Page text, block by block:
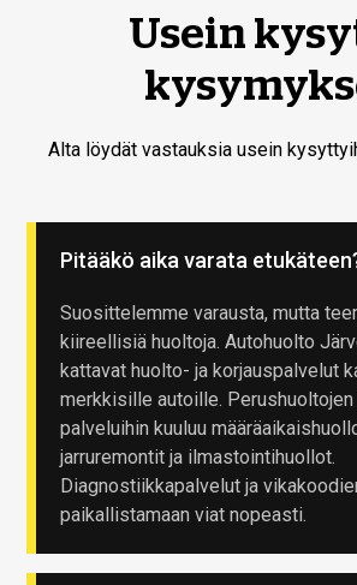
Usein
Alta löydät vastauksia usein
Pitääkö aika varata
Suosittelemme varausta, mutta
kiireellisiä huoltoja. Autohuolto
kattavat huolto- ja korjauspalvelut
merkkisille autoille.
palveluihin kuuluu
jarruremontit ja ilmastointihuollot.
Diagnostiikkapalvelut ja
paikallistamaan viat nopeasti.